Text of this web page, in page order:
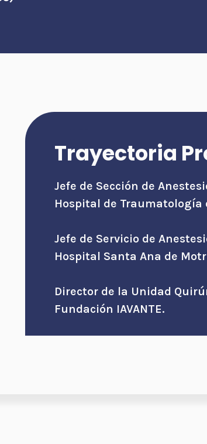
Trayectoria
Jefe de Sección de
Hospital de Traumatología
Jefe de Servicio de
Hospital Santa Ana de
Director de la Unidad
Fundación IAVANTE.